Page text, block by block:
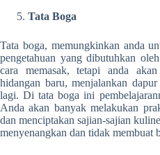
Tata Boga
Tata boga, memungkinkan anda
pengetahuan yang dibutuhkan
cara memasak, tetapi anda
hidangan baru, menjalankan
lagi. Di tata boga ini
Anda akan banyak melakukan
dan menciptakan sajian-sajian
menyenangkan dan tidak membuat